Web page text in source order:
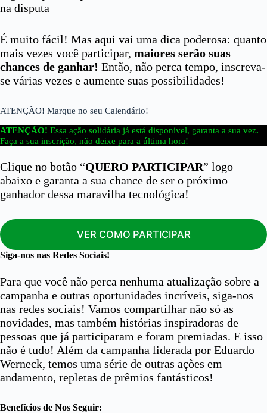
na disputa
É muito fácil! Mas aqui vai uma dica poderosa: quanto
mais vezes você participar, maiores serão suas
chances de ganhar! Então, não perca tempo, inscreva-
se várias vezes e aumente suas possibilidades!
ATENÇÃO! Marque no seu Calendário!
ATENÇÃO! Essa ação solidária já está disponível, garanta a sua vez.
Faça a sua inscrição, não deixe para a última hora!
Clique no botão “QUERO PARTICIPAR” logo
abaixo e garanta a sua chance de ser o próximo
ganhador dessa maravilha tecnológica!
VER COMO PARTICIPAR
Siga-nos nas Redes Sociais!
Para que você não perca nenhuma atualização sobre a
campanha e outras oportunidades incríveis, siga-nos
nas redes sociais! Vamos compartilhar não só as
novidades, mas também histórias inspiradoras de
pessoas que já participaram e foram premiadas. E isso
não é tudo! Além da campanha liderada por Eduardo
Werneck, temos uma série de outras ações em
andamento, repletas de prêmios fantásticos!
Benefícios de Nos Seguir: